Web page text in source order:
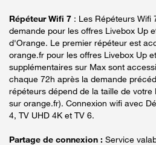
Répéteur Wifi 7 : Les Répéteurs Wifi
demande pour les offres Livebox Up
d'Orange. Le premier répéteur est
orange.fr pour les offres Livebox Up
supplémentaires sur Max sont
chaque 72h après la demande
répéteurs dépend de la taille de votre
sur orange.fr). Connexion wifi avec
4, TV UHD 4K et TV 6.
Partage de connexion : Service